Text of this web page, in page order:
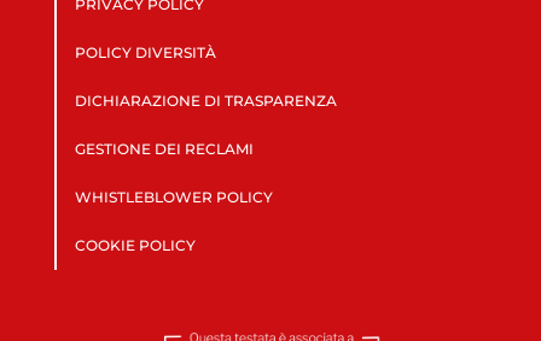
PRIVACY POLICY
POLICY DIVERSITÀ
DICHIARAZIONE DI TRASPARENZA
GESTIONE DEI RECLAMI
WHISTLEBLOWER POLICY
COOKIE POLICY